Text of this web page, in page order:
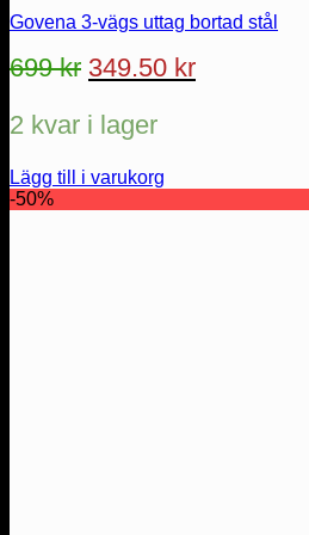
Govena 3-vägs uttag bortad stål
699kr Det
priset
699 kr.
349.50 krDet
349.50 kr.
2 kvar i lager
Lägg till i varukorg
-50%